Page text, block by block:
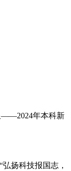
——2024年本科新
扬科技报国志，